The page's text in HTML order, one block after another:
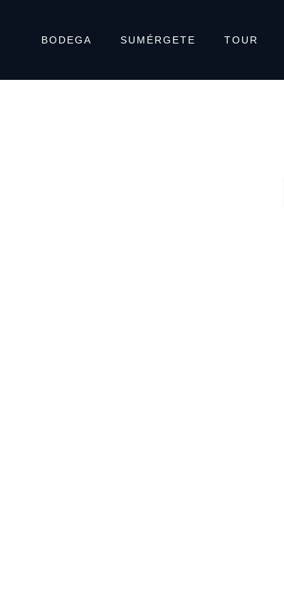
BODEGA SUMÉRGETE TOUR